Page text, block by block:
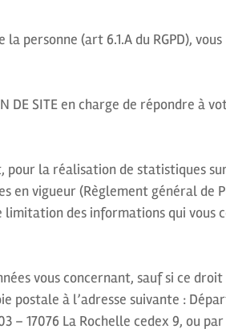
(art 6.1.A du RGPD),
DE SITE en charge de répondre à
la réalisation de statistiques
vigueur (Règlement général de
des informations qui
vous concernant, sauf si ce
postale à l’adresse suivante :
– 17076 La Rochelle cedex 9, ou